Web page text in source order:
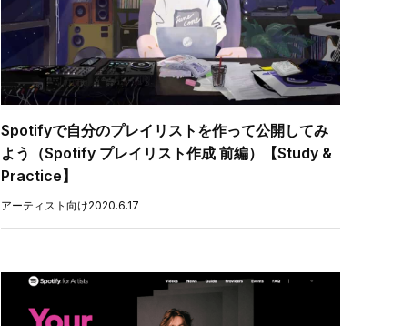
Spotifyで自分のプレイリストを作って公開してみ
よう（Spotify プレイリスト作成 前編）【Study &
Practice】
アーティスト向け2020.6.17